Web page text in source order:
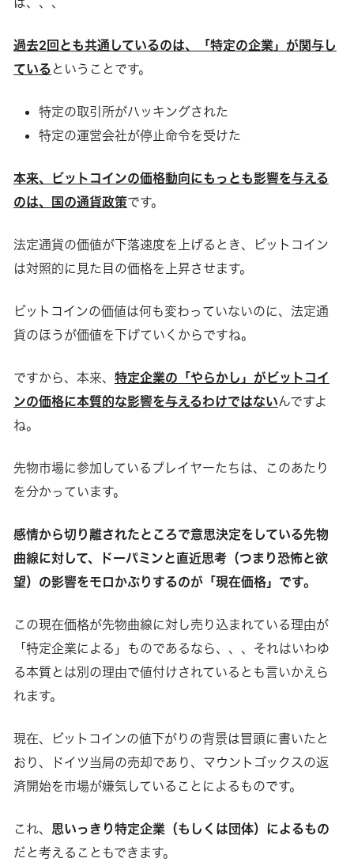
過去2回とも共通しているのは、「特定の企業」が関与し
ている ということです。
特定の取引所がハッキングされた
特定の運営会社が停止命令を受けた
本来、ビットコインの価格動向にもっとも影響を与える
のは、国の通貨政策です。
法定通貨の価値が下落速度を上げるとき、ビットコイン
は対照的に見た目の価格を上昇させます。
ビットコインの価値は何も変わっていないのに、法定通
貨のほうが価値を下げていくからですね。
ですから、本来、 特定企業の「やらかし」がビットコイ
ンの価格に本質的な影響を与えるわけではないんですよ
ね。
先物市場に参加しているプレイヤーたちは、このあたり
を分かっています。
感情から切り離されたところで意思決定をしている先物
曲線に対して、ドーパミンと直近思考（つまり恐怖と欲
望）の影響をモロかぶりするのが「現在価格」です。
この現在価格が先物曲線に対し売り込まれている理由が
「特定企業による」ものであるなら、、、それはいわゆ
る本質とは別の理由で値付けされているとも言いかえら
れます。
現在、ビットコインの値下がりの背景は冒頭に書いたと
おり、ドイツ当局の売却であり、マウントゴックスの返
済開始を市場が嫌気していることによるものです。
これ、 思いっきり特定企業（もしくは団体）によるもの
だと考えることもできます。